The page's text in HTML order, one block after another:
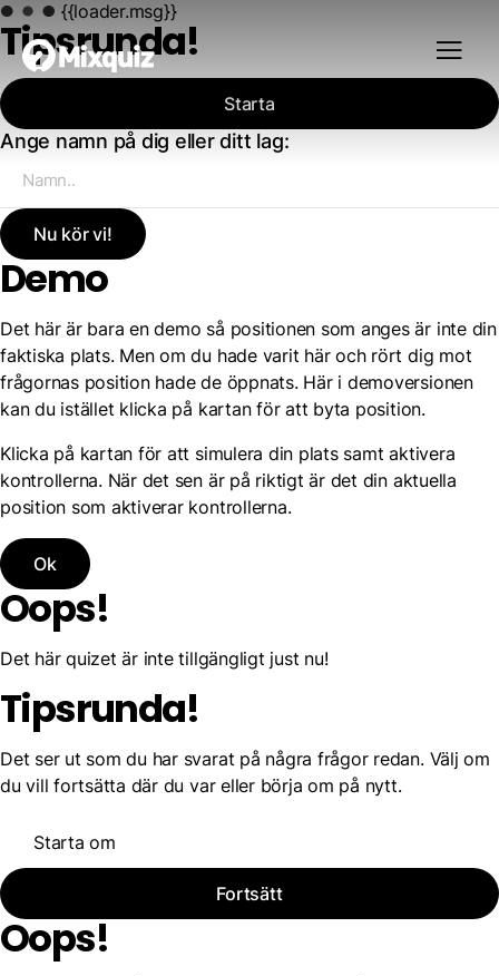
{{loader.msg}}
Tipsrunda!
Starta
Ange namn på dig eller ditt lag:
Nu kör vi!
Demo
Det här är bara en demo så positionen som anges är inte din
faktiska plats. Men om du hade varit här och rört dig mot
frågornas position hade de öppnats. Här i demoversionen
kan du istället klicka på kartan för att byta position.
Klicka på kartan för att simulera din plats samt aktivera
kontrollerna. När det sen är på riktigt är det din aktuella
position som aktiverar kontrollerna.
Ok
Oops!
Det här quizet är inte tillgängligt just nu!
Tipsrunda!
Det ser ut som du har svarat på några frågor redan. Välj om
du vill fortsätta där du var eller börja om på nytt.
Starta om
Fortsätt
Oops!